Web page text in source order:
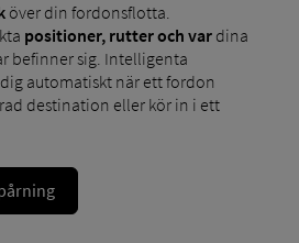
över din fordonsflotta.
positioner, rutter och vardina
befinner sig. Intelligenta
automatiskt när ett fordon
destination eller kör in i ett